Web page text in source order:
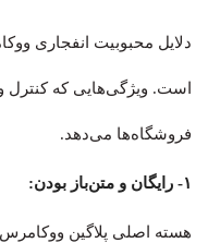
دلایل محبوبیت انفجاری
است. ویژگی‌هایی که کنترل
فروشگاه‌ها می‌دهد.
۱- رایگان و متن‌باز بودن:
هسته اصلی پلاگین ووکامرس